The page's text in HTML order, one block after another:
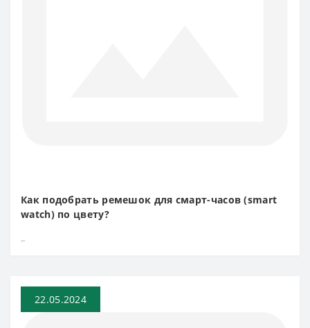
Как подобрать ремешок для смарт-часов (smart
watch) по цвету?
..
22.05.2024